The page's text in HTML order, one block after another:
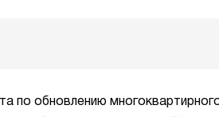
по обновлению